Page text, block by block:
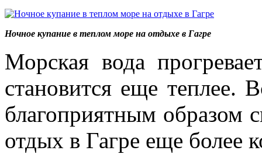
Ночное купание в теплом море на отдыхе в Гагре
Морская вода
становится еще теплее.
благоприятным образом
отдых в Гагре еще более